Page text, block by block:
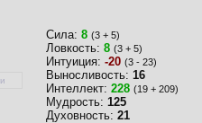
Сила: 8 (3 + 5)
Ловкость: 8 (3 + 5)
Интуиция: -20 (3 - 23)
Выносливость: 16
Интеллект: 228 (19 + 209)
Мудрость: 125
Духовность: 21